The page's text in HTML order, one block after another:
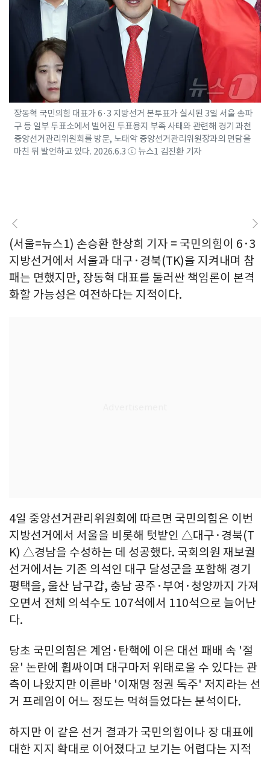
장동혁 국민의힘 대표가 6·3 지방선거 본투표가 실시된 3일 서울 송파
구 등 일부 투표소에서 벌어진 투표용지 부족 사태와 관련해 경기 과천
중앙선거관리위원회를 방문, 노태악 중앙선거관리위원장과의 면담을
마친 뒤 발언하고 있다. 2026.6.3 ⓒ 뉴스1 김진환 기자
(서울=뉴스1) 손승환 한상희 기자 = 국민의힘이 6·3
지방선거에서 서울과 대구·경북(TK)을 지켜내며 참
패는 면했지만, 장동혁 대표를 둘러싼 책임론이 본격
화할 가능성은 여전하다는 지적이다.
4일 중앙선거관리위원회에 따르면 국민의힘은 이번
지방선거에서 서울을 비롯해 텃밭인 △대구·경북(T
K) △경남을 수성하는 데 성공했다. 국회의원 재보궐
선거에서는 기존 의석인 대구 달성군을 포함해 경기
평택을, 울산 남구갑, 충남 공주·부여·청양까지 가져
오면서 전체 의석수도 107석에서 110석으로 늘어난
다.
당초 국민의힘은 계엄·탄핵에 이은 대선 패배 속 '절
윤' 논란에 휩싸이며 대구마저 위태로울 수 있다는 관
측이 나왔지만 이른바 '이재명 정권 독주' 저지라는 선
거 프레임이 어느 정도는 먹혀들었다는 분석이다.
하지만 이 같은 선거 결과가 국민의힘이나 장 대표에
대한 지지 확대로 이어졌다고 보기는 어렵다는 지적